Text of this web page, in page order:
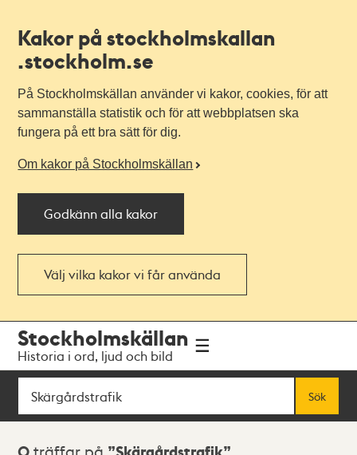
Kakor på stockholmskallan
.stockholm.se
På Stockholmskällan använder vi kakor, cookies, för att
sammanställa statistik och för att webbplatsen ska
fungera på ett bra sätt för dig.
Om kakor på Stockholmskällan
Godkänn alla kakor
Välj vilka kakor vi får använda
navigationen
huvudinnehållet
Stockholmskällan
Historia i ord, ljud och bild
Sök
Sök
Sökresultat